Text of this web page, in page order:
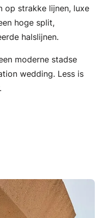
op strakke lijnen, luxe
hoge split,
halslijnen.
moderne stadse
wedding. Less is